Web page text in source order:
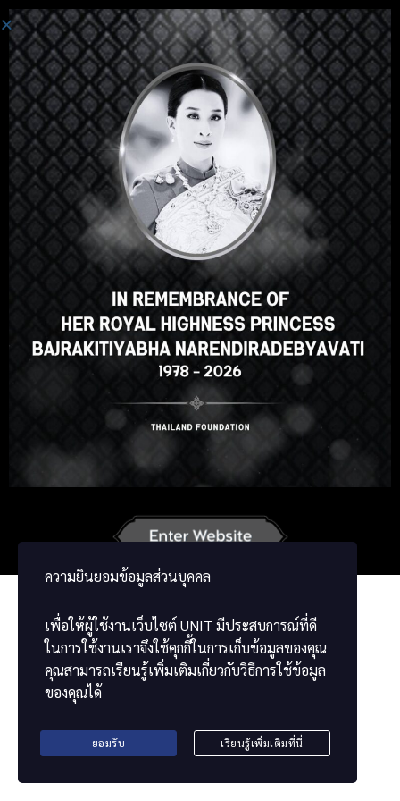
Connexion
Salut, super cours, n'est-ce pas
? Vous aimez ce cours ?
S'INSCRIRE À UN COURS
ความยินยอมข้อมูลส่วนบุคคล
เพื่อให้ผู้ใช้งานเว็บไซต์ UNIT มีประสบการณ์ที่ดี
ในการใช้งานเราจึงใช้คุกกี้ในการเก็บข้อมูลของคุณ
คุณสามารถเรียนรู้เพิ่มเติมเกี่ยวกับวิธีการใช้ข้อมูล
ของคุณได้
ยอมรับ เรียนรู้เพิ่มเติมที่นี่
Select your language
English ภาษาไทย
Korean Japanese
Chinese
ខ្មែរ